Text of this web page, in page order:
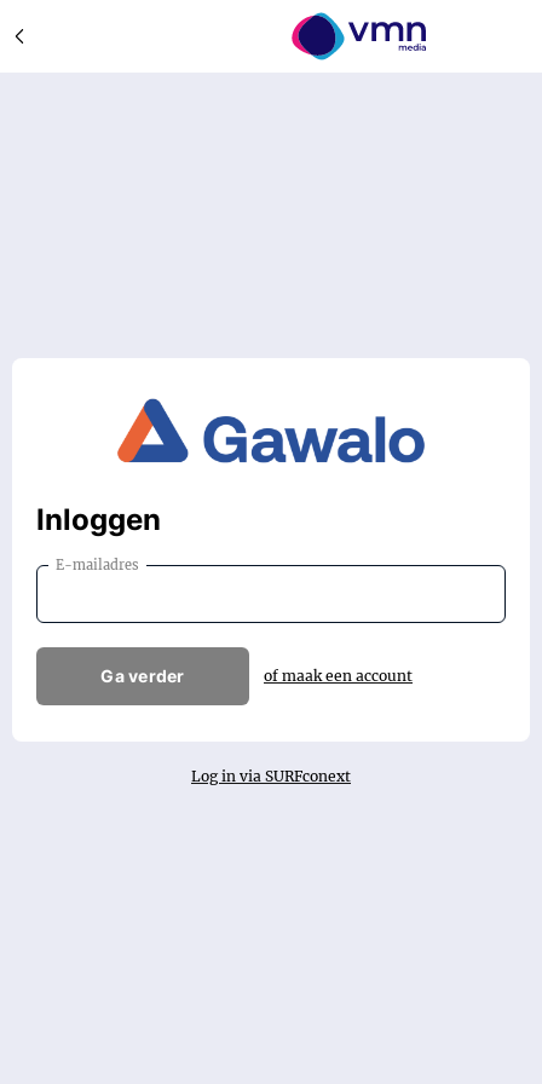
Inloggen
E-mailadres
Ga verder of maak een account
Log in via SURFconext